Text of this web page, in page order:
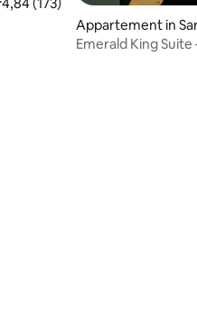
Appartement in
Emerald King